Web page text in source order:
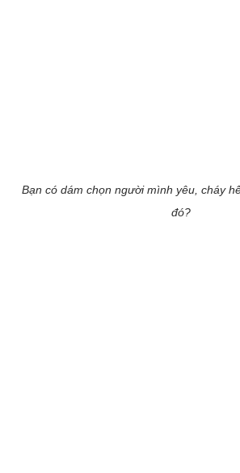
Bạn có dám chọn người mình yêu, cháy
đó?